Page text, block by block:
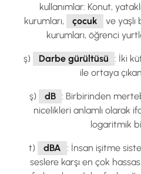
kullanımlar: Konut,
kurumları,
çocuk
ve yaşlı
kurumları, öğrenci
ş) Darbe gürültüsü : İki
ile ortaya
ş) dB : Birbirinden
nicelikleri anlamlı olarak
logaritmik
t) dBA : İnsan işitme
seslere karşı en çok